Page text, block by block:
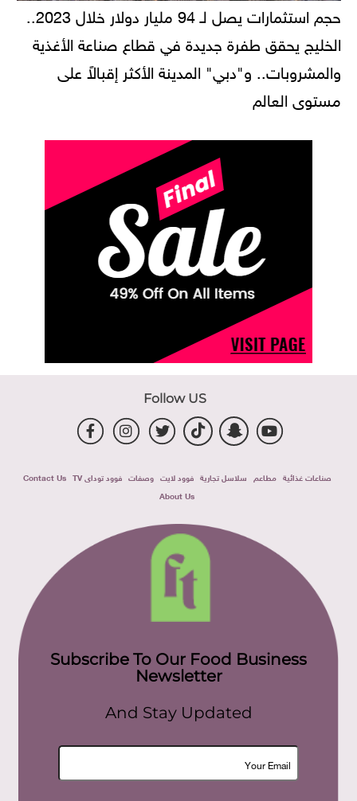
حجم استثمارات يصل لـ 94 مليار دولار خلال 2023..
الخليج يحقق طفرة جديدة في قطاع صناعة الأغذية
والمشروبات.. و"دبي" المدينة الأكثر إقبالاً على
مستوى العالم
Follow US
صناعات غذائية مطاعم سلاسل تجارية فوود لايت وصفات فوود توداى TV
Contact Us
About Us
Subscribe To Our Food Business
Newsletter
And Stay Updated